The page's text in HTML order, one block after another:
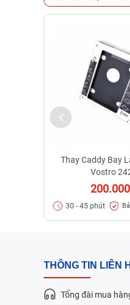
Thay Caddy Bay
Vostro
30 - 45 phút
THÔNG TIN LIÊN
Tổng đài mua